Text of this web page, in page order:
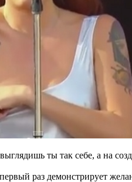
ты так себе, а на
раз демонстрирует